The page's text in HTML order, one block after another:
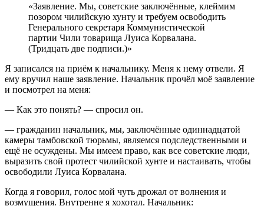
«Заявление. Мы, советские заключённые, клеймим
позором чилийскую хунту и требуем освободить
Генерального секретаря Коммунистической
партии Чили товарища Луиса Корвалана.
(Тридцать две подписи.)»
Я записался на приём к начальнику. Меня к нему отвели. Я
ему вручил наше заявление. Начальник прочёл моё заявление
и посмотрел на меня:
— Как это понять? — спросил он.
— гражданин начальник, мы, заключённые одиннадцатой
камеры тамбовской тюрьмы, являемся подследственными и
ещё не осуждены. Мы имеем право, как все советские люди,
выразить свой протест чилийской хунте и настаивать, чтобы
освободили Луиса Корвалана.
Когда я говорил, голос мой чуть дрожал от волнения и
возмущения. Внутренне я хохотал. Начальник: